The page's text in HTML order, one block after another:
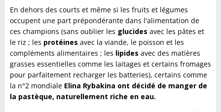
En dehors des courts et même si les fruits et légumes
occupent une part prépondérante dans l'alimentation de
ces champions (sans oublier les glucides avec les pâtes et
le riz ; les protéines avec la viande, le poisson et les
compléments alimentaires ; les lipides avec des matières
grasses essentielles comme les laitages et certains fromages
pour parfaitement recharger les batteries), certains comme
la n°2 mondiale Elina Rybakina ont décidé de manger de
la pastèque, naturellement riche en eau.